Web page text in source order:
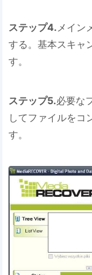
ステップ4. メイン
する。基本スキャ
す。
ステップ5.必要な
してファイルをコ
す。